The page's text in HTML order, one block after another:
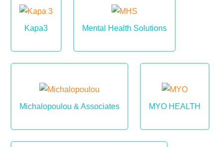
Image
Kapa3
Image
Mental Health Solutions
Image
Michalopoulou & Associates
Image
MYO HEALTH